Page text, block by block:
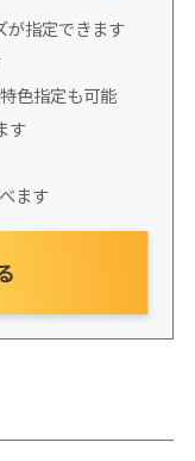
が指定できます
色指定も可能
す
ます